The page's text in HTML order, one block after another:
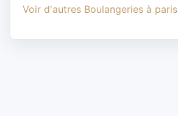
Voir d'autres Boulangeries à paris